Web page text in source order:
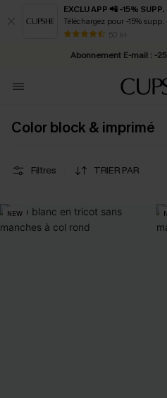
EXCLU APP 📲 -15% SUPP.
Téléchargez pour -15%
50 k+
* Livraison éclair 2-
Abonnement E-mail : -
Color block & imprimé
Filtres TRIER PAR
NEW